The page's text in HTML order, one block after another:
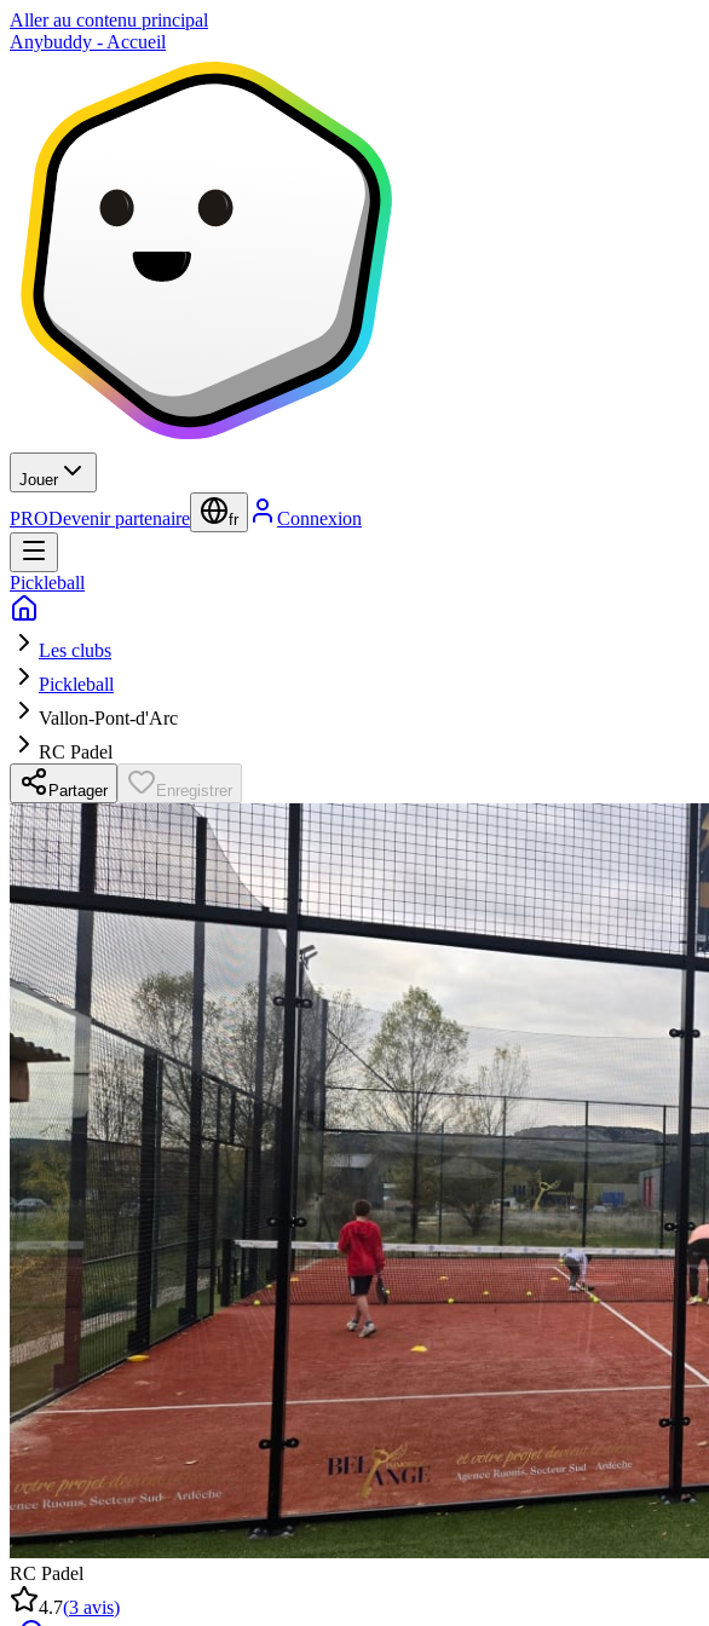
Aller au contenu principal
Anybuddy - Accueil
Jouer
PRODevenir partenaire fr Connexion
Pickleball
Les clubs
Pickleball
Vallon-Pont-d'Arc
RC Padel
Partager Enregistrer
RC Padel
4.7(3 avis)